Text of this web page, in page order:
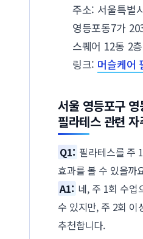
주소: 서울특별
영등포동7가
스퀘어 12동 2
링크: 머슬케어
서울 영등포구
필라테스 관련
Q1: 필라테스를 주
효과를 볼 수 있을까
A1: 네, 주 1회 수업
수 있지만, 주 2회 이
추천합니다.